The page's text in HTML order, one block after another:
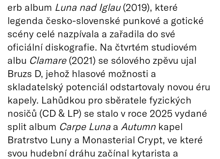
erb album Luna nad Iglau(2019), které
legenda česko-slovenské punkové a gotické
scény celé nazpívala a zařadila do své
oficiální diskografie. Na čtvrtém studiovém
albu Clamare(2021) se sólového zpěvu ujal
Bruzs D, jehož hlasové možnosti a
skladatelský potenciál odstartovaly novou éru
kapely. Lahůdkou pro sběratele fyzických
nosičů (CD & LP) se stalo v roce 2025 vydané
split album Carpe Luna a Autumn kapel
Bratrstvo Luny a Monasterial Crypt, ve které
svou hudební dráhu začínal kytarista a